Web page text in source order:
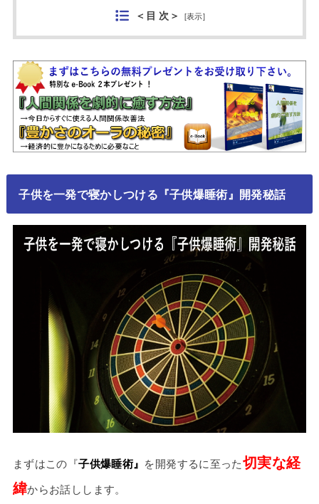
＜目 次＞ [表示]
子供を一発で寝かしつける『子供爆睡術』開発秘話
まずはこの『子供爆睡術』 を開発するに至った切実な経
緯からお話しします。